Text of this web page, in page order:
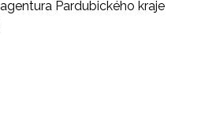
Pardubického kraje